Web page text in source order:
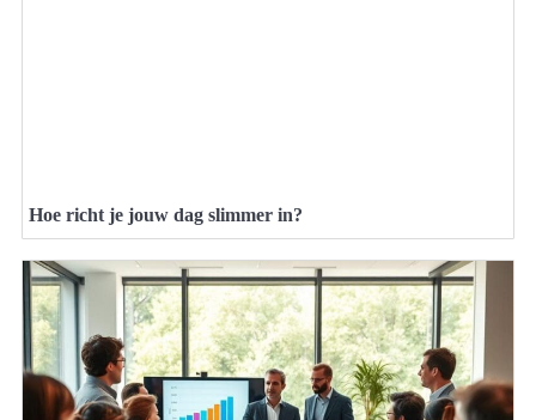
Hoe richt je jouw dag slimmer in?